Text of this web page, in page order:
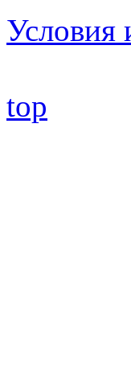
Условия
top